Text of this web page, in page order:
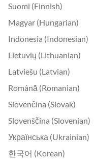
Suomi (Finnish)
Magyar (Hungarian)
Indonesia (Indonesian)
Lietuvių (Lithuanian)
Latviešu (Latvian)
Română (Romanian)
Slovenčina (Slovak)
Slovenščina (Slovenian)
Українська (Ukrainian)
한국어 (Korean)